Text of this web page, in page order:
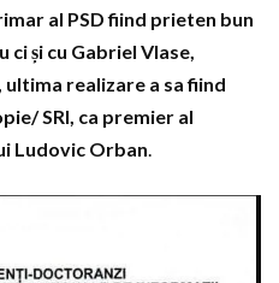
al PSD fiind prieten bun
ci și cu Gabriel Vlase,
realizare a sa fiind
SRI, ca premier al
Ludovic Orban.